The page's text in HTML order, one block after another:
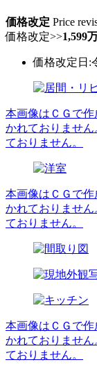
価格改定 Price
価格改定>>1,599
価格改定日:
本画像はＣＧで
かれておりませ
ておりません。
本画像はＣＧで
かれておりませ
ておりません。
本画像はＣＧで
かれておりませ
ておりません。